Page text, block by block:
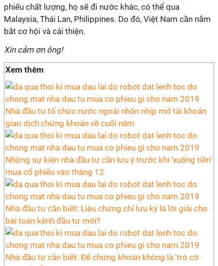
phiếu chất lượng, họ sẽ đi nước khác, có thể qua
Malaysia, Thái Lan, Philippines. Do đó, Việt Nam cần nắm
bắt cơ hội và cải thiện.
Xin cảm ơn ông!
Xem thêm
Nhà đầu tư tổ chức nước ngoài nhộn nhịp mở tài khoản
giao dịch chứng khoán về cuối năm
Những sự kiện nhà đầu tư cần lưu ý trước khi ‘xuống tiền’
mua cổ phiếu vào tháng 12
Nhà đầu tư cần biết: Liệu chứng chỉ lưu ký là lời giải cho
bài toán kênh đầu tư mới?
Nhà đầu tư cần biết: Để chứng khoán không là 'trò cờ